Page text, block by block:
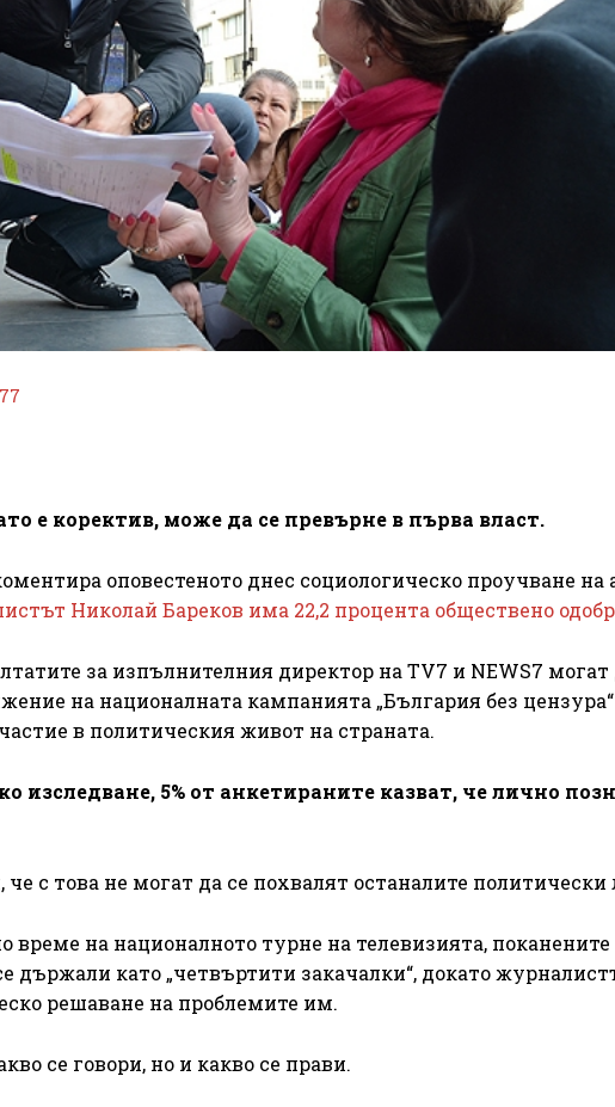
77
е коректив, може да се превърне в първа власт.
оповестеното днес социологическо проучване на
Николай Бареков има 22,2 процента обществено
за изпълнителния директор на TV7 и NEWS7 могат
на националната кампанията „България без
в политическия живот на страната.
изследване, 5% от анкетираните казват, че лично
с това не могат да се похвалят останалите политически
време на националното турне на телевизията, поканените
държали като „четвъртити закачалки“, докато
решаване на проблемите им.
се говори, но и какво се прави.